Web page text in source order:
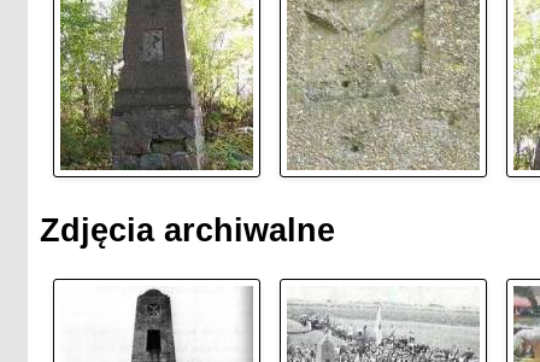
Zdjęcia archiwalne